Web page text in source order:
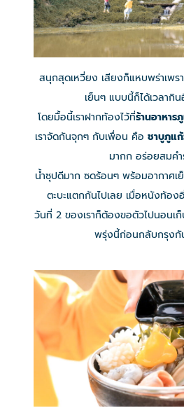
สนุกสุดเหวี่ยง เสียงก็แหบพร่าเพ
เย็นๆ แบบนี้ก็ได้เวลากิน
โดยมื้อนี้เราฝากท้องไว้ที่ร้านอาหาร
เราจัดกันจุกๆ กับเพื่อน คือ ชาบูภูแ
มากก อร่อยสมคำ
น้ำซุปดีมาก ซดร้อนๆ พร้อมอากาศเ
ตะบะแตกกันไปเลย เมื่อหนังท้อง
วันที่ 2 ของเราก็ต้องขอตัวไปนอนเ
พรุ่งนี้ก่อนกลับกรุงกั